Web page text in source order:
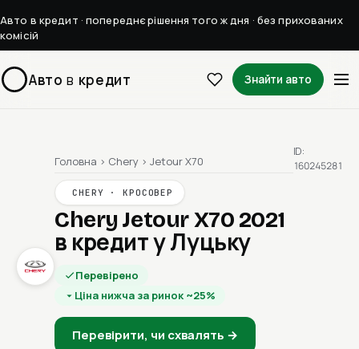
Авто в кредит · попереднє рішення того ж дня · без прихованих
комісій
Авто в кредит Знайти авто
Головна › Chery › Jetour X70
CHERY · КРОСОВЕР
Chery Jetour X70 2021
в кредит у Луцьку
Перевірено
Ціна нижча за ринок ~25%
Перевірити, чи схвалять →
ID:
160245281